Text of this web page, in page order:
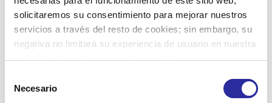
solicitaremos su consentimiento para mejorar nuestros
servicios a través del resto de cookies; sin embargo, su
negativa no limitará su experiencia de usuario en nuestra
web. Puede configurar o rechazar de forma
más información, puede consultar nuestra
Política de
Necesario